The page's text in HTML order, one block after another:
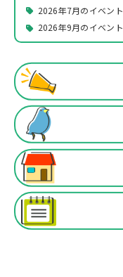
2026年7月のイベント
2026年9月のイベント